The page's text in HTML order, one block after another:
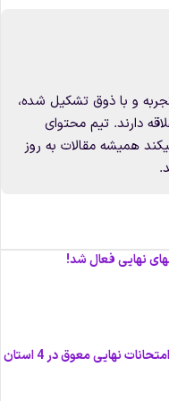
و با ذوق تشکیل شده،
دارند. تیم محتوای
همیشه مقالات به روز
نهایی فعال شد!
اطلاعیه وزارت آموزش و پرورش درباره برگزاری امتحانات نهایی معوق در 4 استان